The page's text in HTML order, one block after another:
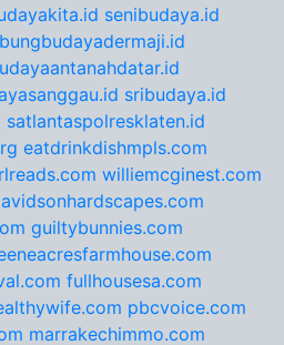
senibudaya.id
sribudaya.id
satlantaspolresklaten.id
eatdrinkdishmpls.com
williemcginest.com
guiltybunnies.com
fullhousesa.com
pbcvoice.com
marrakechimmo.com